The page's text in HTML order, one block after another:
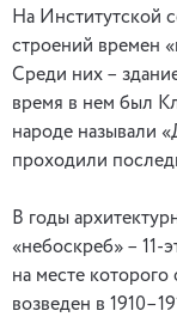
На Институтской
строений времен
Среди них –
время в нем был
народе называли
проходили
В годы
«небоскреб» – 11-
на месте
возведен в